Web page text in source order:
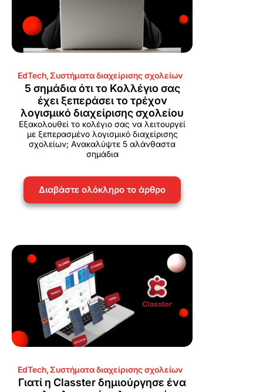
EdTech,Συστήματα διαχείρισης σχολείων
5 σημάδια ότι το Κολλέγιο σας
έχει ξεπεράσει το τρέχον
λογισμικό διαχείρισης σχολείου
Εξακολουθεί το κολέγιο σας να λειτουργεί
με ξεπερασμένο λογισμικό διαχείρισης
σχολείων; Ανακαλύψτε 5 αλάνθαστα
σημάδια
Διαβάστε ολόκληρο το άρθρο
EdTech,Συστήματα διαχείρισης σχολείων
Γιατί η Classter δημιούργησε ένα